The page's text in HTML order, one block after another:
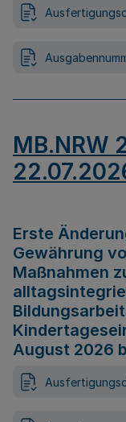
MB.NRW
Erste
Gewährung
Maßnahmen
August 2026